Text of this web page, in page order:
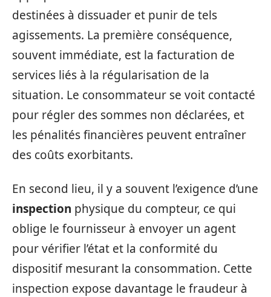
destinées à dissuader et punir de tels
agissements. La première conséquence,
souvent immédiate, est la facturation de
services liés à la régularisation de la
situation. Le consommateur se voit contacté
pour régler des sommes non déclarées, et
les pénalités financières peuvent entraîner
des coûts exorbitants.
En second lieu, il y a souvent l’exigence d’une
inspection physique du compteur, ce qui
oblige le fournisseur à envoyer un agent
pour vérifier l’état et la conformité du
dispositif mesurant la consommation. Cette
inspection expose davantage le fraudeur à